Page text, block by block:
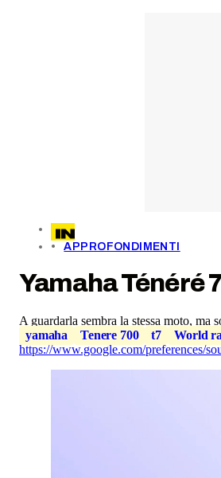
APPROFONDIMENTI
Yamaha Ténéré
A guardarla sembra la stessa moto, ma
yamaha
Tenere 700 t7 World
https://www.google.com/preferences/